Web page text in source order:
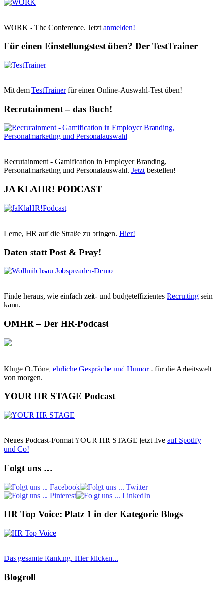
WORK - The Conference. Jetzt anmelden!
Für einen Einstellungstest üben? Der TestTrainer
Mit dem TestTrainerfür einen Online-Auswahl-Test üben!
Recrutainment – das Buch!
Recrutainment - Gamification in Employer Branding,
Personalmarketing und Personalauswahl. Jetzt bestellen!
JA KLAHR! PODCAST
Lerne, HR auf die Straße zu bringen. Hier!
Daten statt Post & Pray!
Finde heraus, wie einfach zeit- und budgeteffizientes Recruiting sein
kann.
OMHR – Der HR-Podcast
Kluge O-Töne, ehrliche Gespräche und Humor- für die Arbeitswelt
von morgen.
YOUR HR STAGE Podcast
Neues Podcast-Format YOUR HR STAGE jetzt live auf Spotify
und Co!
Folgt uns …
HR Top Voice: Platz 1 in der Kategorie Blogs
Das gesamte Ranking. Hier klicken...
Blogroll